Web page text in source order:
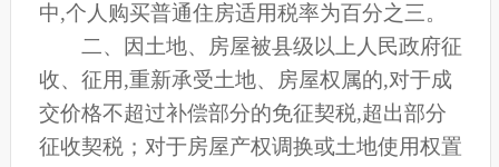
中,个人购买普通住房适用税率为百分之三。
二、因土地、房屋被县级以上人民政府征
收、征用,重新承受土地、房屋权属的,对于成
交价格不超过补偿部分的免征契税,超出部分
征收契税；对于房屋产权调换或土地使用权置